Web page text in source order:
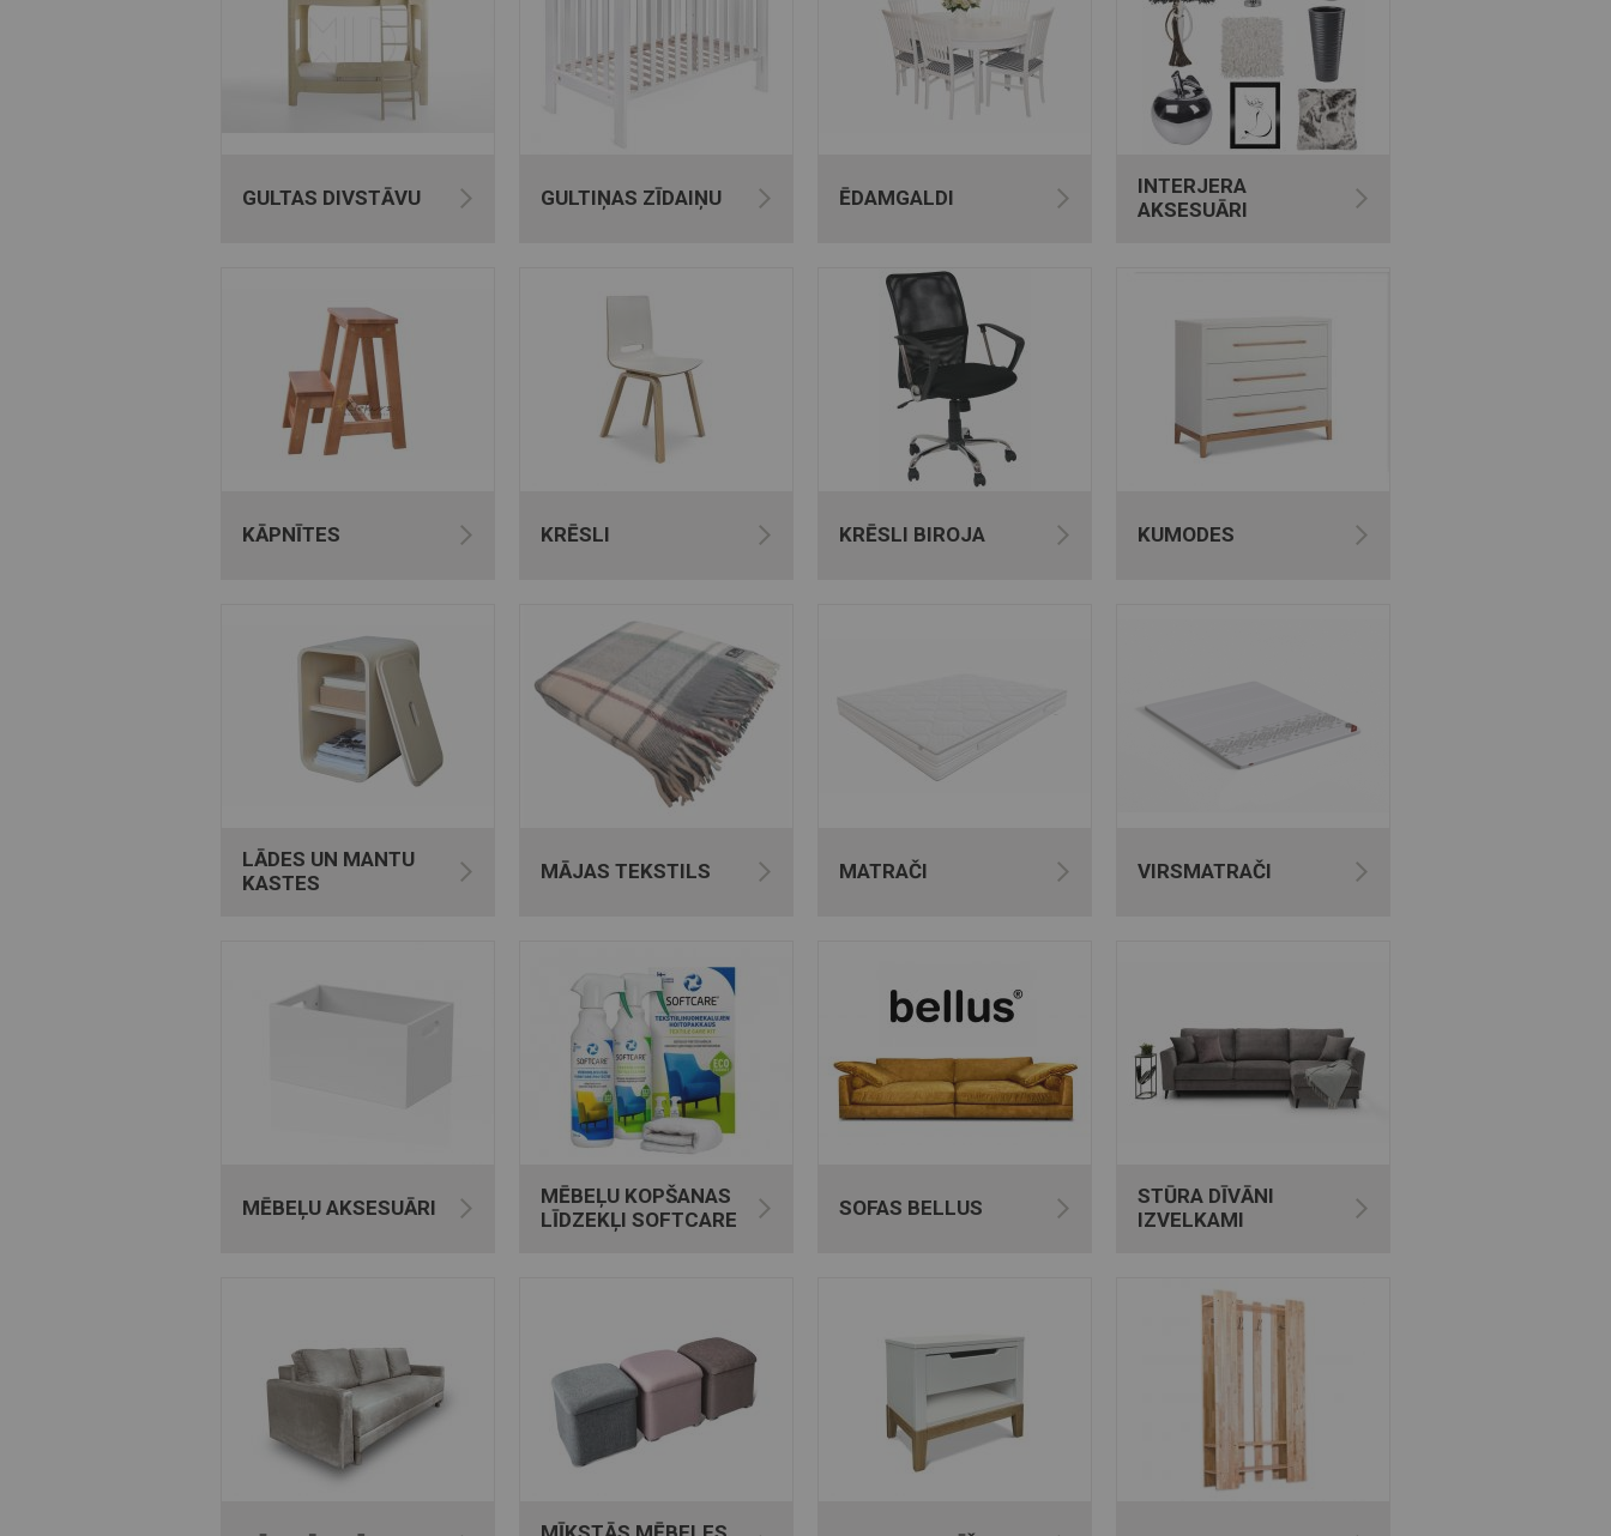
GULTAS DIVSTĀVU GULTIŅAS ZĪDAIŅU ĒDAMGALDI
INTERJERA
AKSESUĀRI
KĀPNĪTES KRĒSLI KRĒSLI BIROJA KUMODES
LĀDES UN MANTU
KASTES
MĀJAS TEKSTILS MATRAČI VIRSMATRAČI
MĒBEĻU AKSESUĀRI
MĒBEĻU KOPŠANAS
LĪDZEKĻI SOFTCARE
SOFAS BELLUS
STŪRA DĪVĀNI
IZVELKAMI